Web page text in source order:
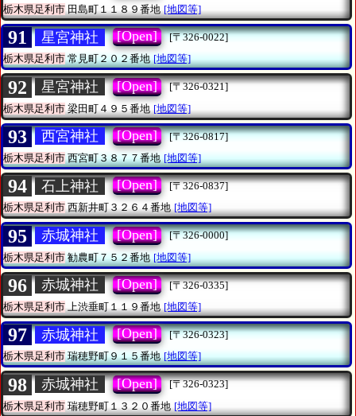
栃木県足利市 田島町１１８９番地 [地図等]
91 星宮神社 [Open]
[〒326-0022]
栃木県足利市常見町２０２番地 [地図等]
92 星宮神社 [Open]
[〒326-0321]
栃木県足利市 梁田町４９５番地 [地図等]
93 西宮神社 [Open]
[〒326-0817]
栃木県足利市西宮町３８７７番地 [地図等]
94 石上神社 [Open]
[〒326-0837]
栃木県足利市西新井町３２６４番地 [地図等]
95 赤城神社 [Open]
[〒326-0000]
栃木県足利市勧農町７５２番地 [地図等]
96 赤城神社 [Open]
[〒326-0335]
栃木県足利市 上渋垂町１１９番地 [地図等]
97 赤城神社 [Open]
[〒326-0323]
栃木県足利市瑞穂野町９１５番地 [地図等]
98 赤城神社 [Open]
[〒326-0323]
栃木県足利市 瑞穂野町１３２０番地 [地図等]